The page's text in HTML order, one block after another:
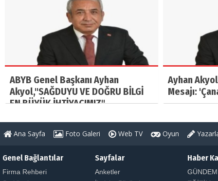
ABYB Genel Başkanı Ayhan
Akyol,"SAĞDUYU VE DOĞRU BİLGİ
EN BÜYÜK İHTİYACIMIZ"
Ayhan
Mesajı:
Ana Sayfa Foto Galeri Web TV Oyun
Genel Bağlantılar
Firma Rehberi
Sayfalar
Anketler
Haber
GÜNDEM